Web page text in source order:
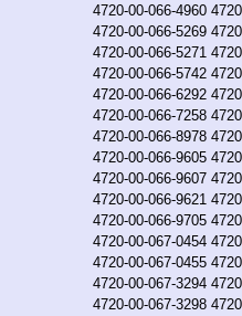
4720-00-066-4960
4720-00-066-5269
4720-00-066-5271
4720-00-066-5742
4720-00-066-6292
4720-00-066-7258
4720-00-066-8978
4720-00-066-9605
4720-00-066-9607
4720-00-066-9621
4720-00-066-9705
4720-00-067-0454
4720-00-067-0455
4720-00-067-3294
4720-00-067-3298